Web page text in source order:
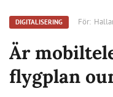
DIGITALISERING För:
Är
flygplan